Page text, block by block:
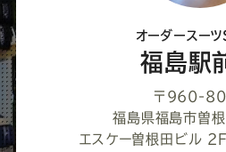
オーダースー
福島駅
〒960-
福島県福島市曽
エスケー曽根田ビル